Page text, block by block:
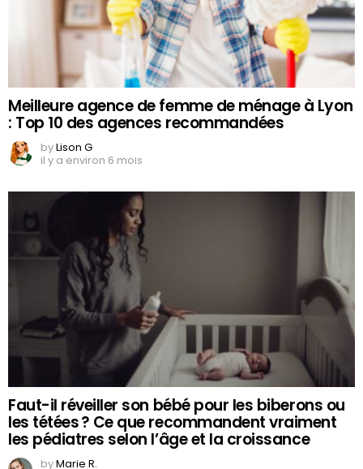
Meilleure agence de femme de ménage à Lyon
: Top 10 des agences recommandées
byLison G
il y a environ 6 mois
Faut-il réveiller son bébé pour les biberons ou
les tétées ? Ce que recommandent vraiment
les pédiatres selon l’âge et la croissance
byMarie R.